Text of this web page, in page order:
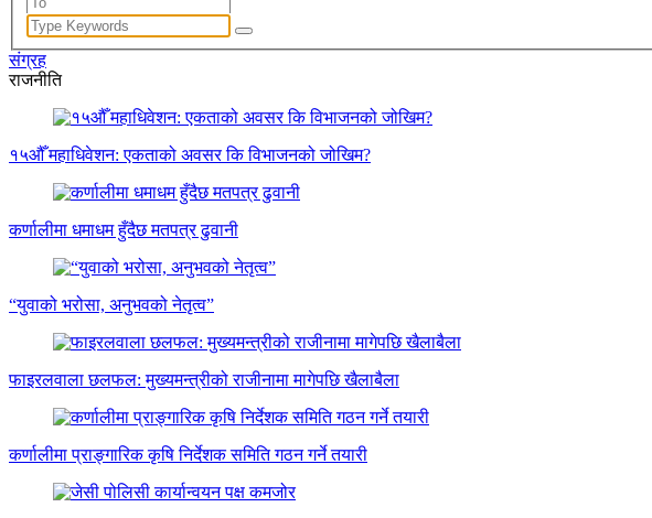
संग्रह
राजनीति
१५औँ महाधिवेशन: एकताको अवसर कि विभाजनको जोखिम?
कर्णालीमा धमाधम हुँदैछ मतपत्र ढुवानी
“युवाको भरोसा, अनुभवको नेतृत्व”
फाइरलवाला छलफल: मुख्यमन्त्रीको राजीनामा मागेपछि खैलाबैला
कर्णालीमा प्राङ्गारिक कृषि निर्देशक समिति गठन गर्ने तयारी